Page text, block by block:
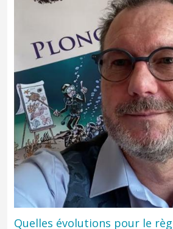
Quelles évolutions pour le
Des acteurs engagés et des activités
Découvrez les activités terrestres et littorales marquées Esprit
parc national-Port-Cros.